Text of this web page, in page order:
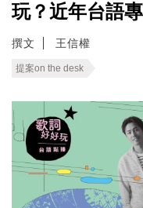
玩？近年台語
撰文 王信權
提案on the desk